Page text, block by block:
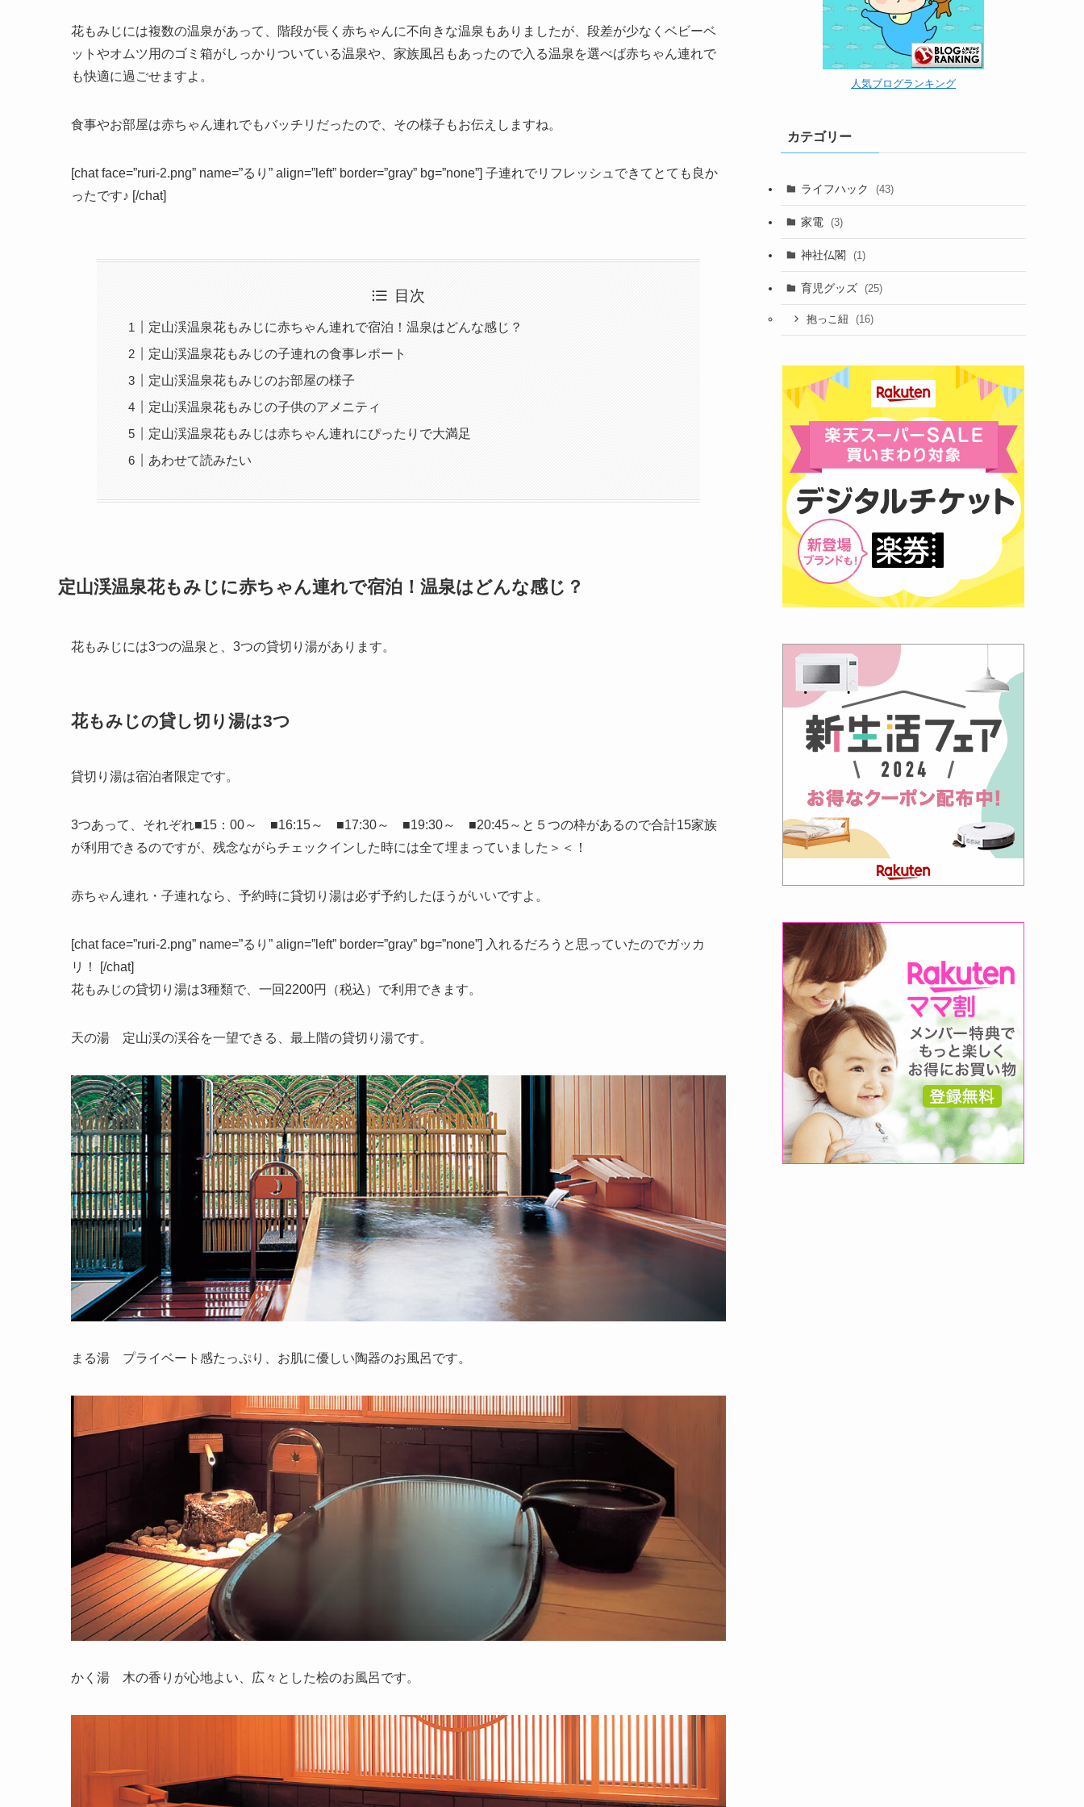
花もみじには複数の温泉があって、階段が長く赤ちゃんに不向きな温泉もありましたが、段差が少なくベビーベ
ットやオムツ用のゴミ箱がしっかりついている温泉や、家族風呂もあったので入る温泉を選べば赤ちゃん連れで
も快適に過ごせますよ。
食事やお部屋は赤ちゃん連れでもバッチリだったので、その様子もお伝えしますね。
[chat face=”ruri-2.png” name=”るり” align=”left” border=”gray” bg=”none”] 子連れでリフレッシュできてとても良か
ったです♪ [/chat]
目次
定山渓温泉花もみじに赤ちゃん連れで宿泊！温泉はどんな感じ？
定山渓温泉花もみじの子連れの食事レポート
定山渓温泉花もみじのお部屋の様子
定山渓温泉花もみじの子供のアメニティ
定山渓温泉花もみじは赤ちゃん連れにぴったりで大満足
あわせて読みたい
定山渓温泉花もみじに赤ちゃん連れで宿泊！温泉はどんな感じ？
花もみじには3つの温泉と、3つの貸切り湯があります。
花もみじの貸し切り湯は3つ
貸切り湯は宿泊者限定です。
3つあって、それぞれ■15：00～ ■16:15～ ■17:30～ ■19:30～ ■20:45～と５つの枠があるので合計15家族
が利用できるのですが、残念ながらチェックインした時には全て埋まっていました＞＜！
赤ちゃん連れ・子連れなら、予約時に貸切り湯は必ず予約したほうがいいですよ。
[chat face=”ruri-2.png” name=”るり” align=”left” border=”gray” bg=”none”] 入れるだろうと思っていたのでガッカ
リ！ [/chat]
花もみじの貸切り湯は3種類で、一回2200円（税込）で利用できます。
天の湯 定山渓の渓谷を一望できる、最上階の貸切り湯です。
まる湯 プライベート感たっぷり、お肌に優しい陶器のお風呂です。
かく湯 木の香りが心地よい、広々とした桧のお風呂です。
人気ブログランキング
カテゴリー
ライフハック (43)
家電 (3)
神社仏閣 (1)
育児グッズ (25)
抱っこ紐 (16)